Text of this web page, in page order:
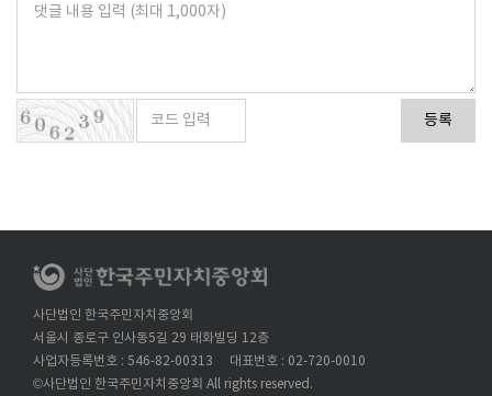
등록
사단법인 한국주민자치중앙회
서울시 종로구 인사동5길 29 태화빌딩 12층
사업자등록번호 : 546-82-00313
대표번호 : 02-720-0010
©사단법인 한국주민자치중앙회 All rights reserved.